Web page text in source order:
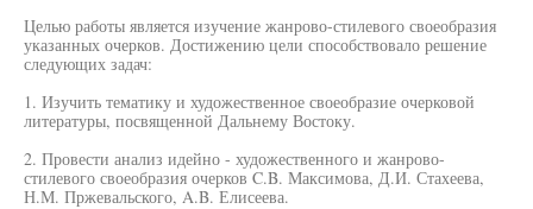
Целью работы является изучение жанрово-стилевого своеобразия
указанных очерков. Достижению цели способствовало решение
следующих задач:
1. Изучить тематику и художественное своеобразие очерковой
литературы, посвященной Дальнему Востоку.
2. Провести анализ идейно - художественного и жанрово-
стилевого своеобразия очерков C.B. Максимова, Д.И. Стахеева,
Н.М. Пржевальского, A.B. Елисеева.